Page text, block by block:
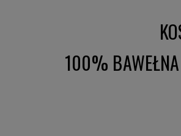
100% BAWEŁNA